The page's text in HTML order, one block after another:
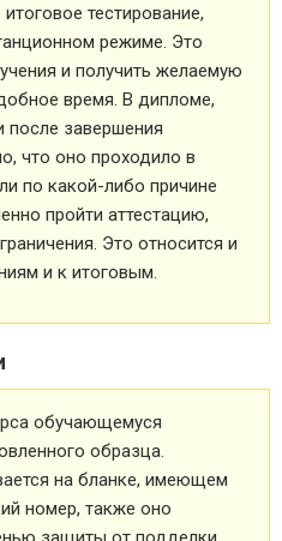
тестирование,
режиме. Это
и получить желаемую
время. В дипломе,
после завершения
что оно проходило в
по какой-либо причине
пройти аттестацию,
Это относится и
и к итоговым.
обучающемуся
образца.
на бланке, имеющем
номер, также оно